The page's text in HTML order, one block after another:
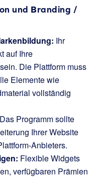
und Branding /
Ihr
auf Ihre
Die Plattform muss
Elemente wie
vollständig
Das Programm sollte
Ihrer Website
Anbieters.
Flexible Widgets
verfügbaren Prämien